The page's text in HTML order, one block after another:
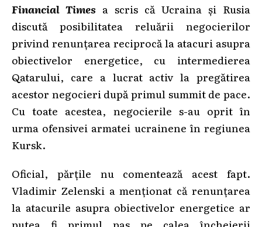
Financial Times a scris că Ucraina și Rusia
discută posibilitatea reluării negocierilor
privind renunțarea reciprocă la atacuri asupra
obiectivelor energetice, cu intermedierea
Qatarului, care a lucrat activ la pregătirea
acestor negocieri după primul summit de pace.
Cu toate acestea, negocierile s-au oprit în
urma ofensivei armatei ucrainene în regiunea
Kursk.
Oficial, părțile nu comentează acest fapt.
Vladimir Zelenski a menționat că renunțarea
la atacurile asupra obiectivelor energetice ar
putea fi primul pas pe calea încheierii